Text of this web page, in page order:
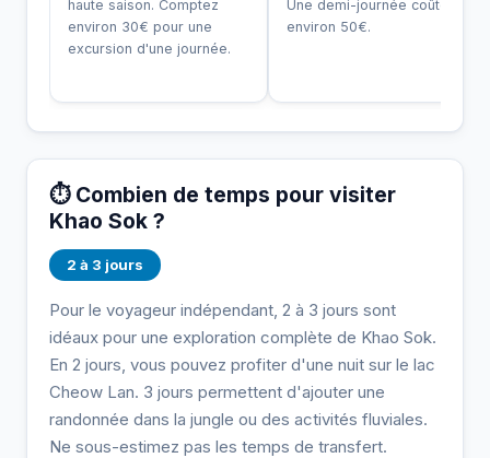
haute saison. Comptez
environ 30€ pour une
excursion d'une journée.
Une demi-journée coûte
environ 50€.
⏱️ Combien de temps pour visiter
Khao Sok ?
2 à 3 jours
Pour le voyageur indépendant, 2 à 3 jours sont
idéaux pour une exploration complète de Khao Sok.
En 2 jours, vous pouvez profiter d'une nuit sur le lac
Cheow Lan. 3 jours permettent d'ajouter une
randonnée dans la jungle ou des activités fluviales.
Ne sous-estimez pas les temps de transfert.